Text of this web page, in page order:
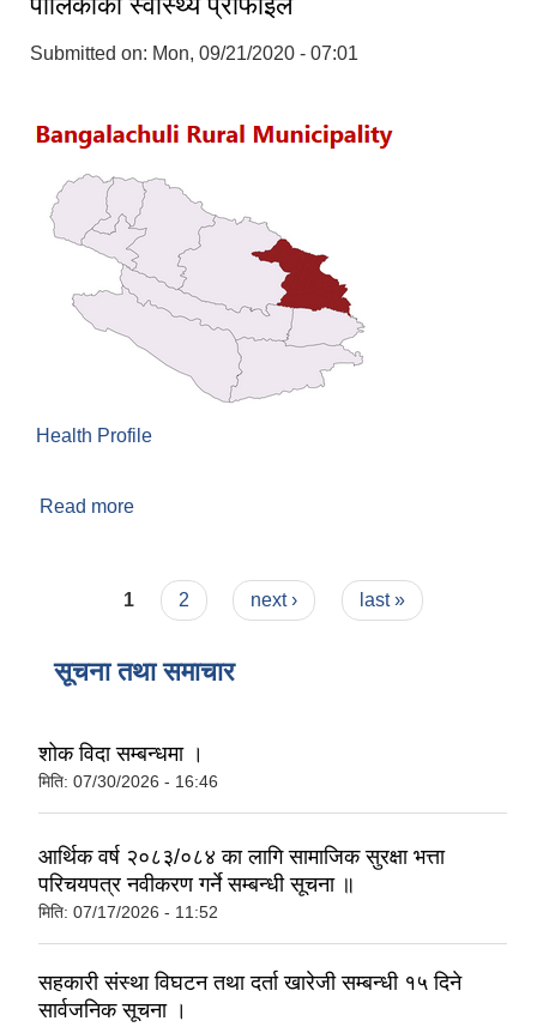
Submitted on: Mon, 09/21/2020 - 07:01
Health Profile
Read more
Pages
1 2 next › last »
सूचना तथा समाचार
शोक विदा सम्बन्धमा ।
मिति: 07/30/2026 - 16:46
आर्थिक वर्ष २०८३/०८४ का लागि सामाजिक सुरक्षा भत्ता
परिचयपत्र नवीकरण गर्ने सम्बन्धी सूचना ॥
मिति: 07/17/2026 - 11:52
सहकारी संस्था विघटन तथा दर्ता खारेजी सम्बन्धी १५ दिने
सार्वजनिक सूचना ।